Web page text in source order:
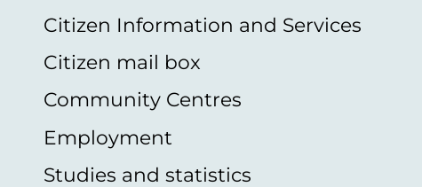
Citizen Information and Services
Citizen mail box
Community Centres
Employment
Studies and statistics